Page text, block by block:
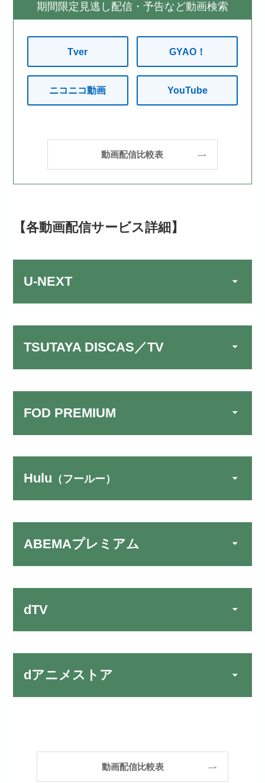
期間限定見逃し配信・予告など動画検索
Tver GYAO！
ニコニコ動画 YouTube
動画配信比較表
【各動画配信サービス詳細】
U-NEXT
リンク先：https://video.unext.jp/
す！
お試し無料期間
月額料金（税込） 2,189円
見放題作品数
190,000作品以上
TSUTAYA DISCAS／TV
公式
リンク先：
宅配レンタルとVODの2パターンが
FOD PREMIUM
FOD PREMIUMでお試
しする
リンク先 :https://fod.fujitv.co.jp/s/premium/
Hulu （フールー）
リンク先 :https://www.hulu.jp/
日本テレビ系ドラマや映画・海外
ABEMAプレミアム
試しする
dTV
dアニメストア
動画配信比較表